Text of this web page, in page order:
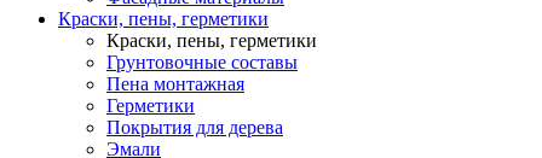
Краски, пены, герметики
Краски, пены, герметики
Грунтовочные составы
Пена монтажная
Герметики
Покрытия для дерева
Эмали